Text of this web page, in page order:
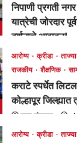
निपाणी प्रगती
यात्रेची जोरदार
दर्शनाचे आवाहन!
मुख्य संपादक 3
आरोग्य क्रीडा
राजकीय
शैक्षणिक
कराटे स्पर्धेत
कोल्हापूर
मुख्य संपादक
आरोग्य क्रीडा